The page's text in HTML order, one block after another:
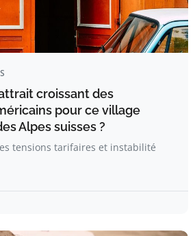
croissant des
pour ce village
Alpes suisses ?
tensions tarifaires et instabilité